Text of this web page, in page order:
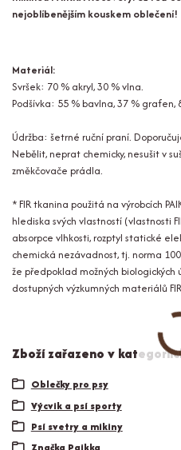
nejoblíbenějším kouskem oblečení!
Materiál:
Svršek: 70 % akryl, 30 % vlna.
Podšívka: 55 % bavlna, 37 % grafen,
Údržba: šetrné ruční praní.
Nebělit, neprat chemicky, nesušit v
změkčovače prádla.
* FIR tkanina použitá na výrobcích
hlediska svých vlastností (vlastnosti
absorpce vlhkosti, rozptyl statické
chemická nezávadnost, tj. norma
že předpoklad možných biologických
dostupných výzkumných materiálů
Zboží zařazeno v
Oblečky pro psy
Výcvik a psí sporty
Psí svetry a mikiny